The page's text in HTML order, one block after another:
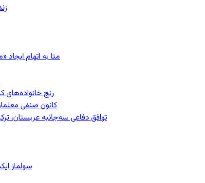
متا به اتهام ایجاد
رنج خانواده‌های
کانون صنفی
توافق دفاعی سه‌جانبه عربستان،
سولماز